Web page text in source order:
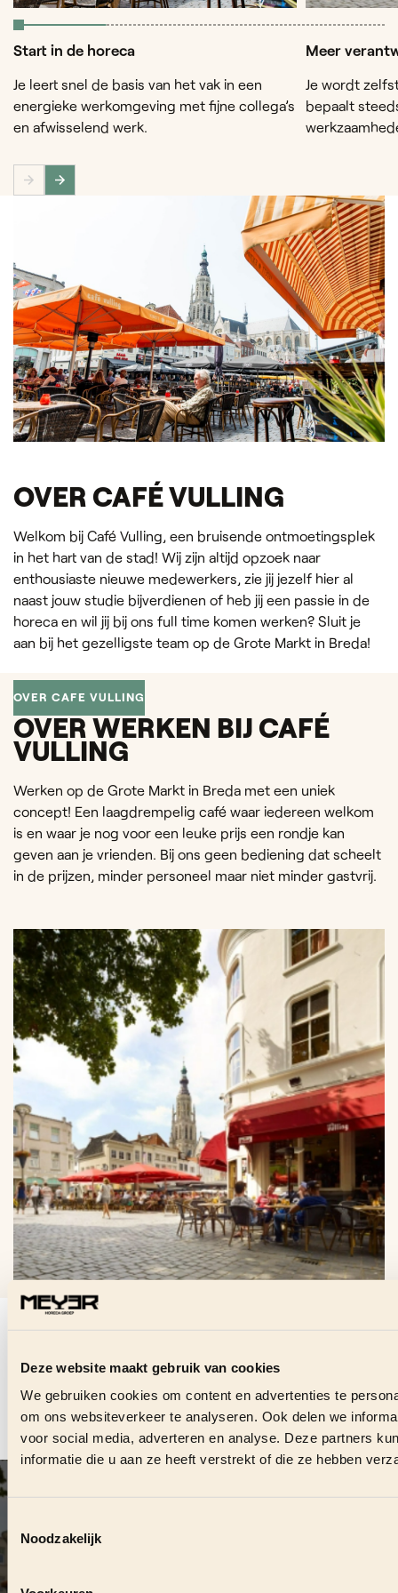
Deze website maakt gebruik van cookies
We gebruiken cookies om content en advertenties te
om ons websiteverkeer te analyseren. Ook delen we
voor social media, adverteren en analyse. Deze partners
informatie die u aan ze heeft verstrekt of die ze hebben
Noodzakelijk
Start in de horeca
Je leert snel de basis van het vak in een
energieke werkomgeving met fijne collega’s
en afwisselend werk.
Meer
Je wordt
bepaalt
OVER CAFÉ VULLING
Welkom bij Café Vulling, een bruisende ontmoetingsplek
in het hart van de stad! Wij zijn altijd opzoek naar
enthousiaste nieuwe medewerkers, zie jij jezelf hier al
naast jouw studie bijverdienen of heb jij een passie in de
horeca en wil jij bij ons full time komen werken? Sluit je
aan bij het gezelligste team op de Grote Markt in Breda!
OVER CAFE VULLING
OVER WERKEN BIJ CAFÉ
VULLING
Werken op de Grote Markt in Breda met een uniek
concept! Een laagdrempelig café waar iedereen welkom
is en waar je nog voor een leuke prijs een rondje kan
geven aan je vrienden. Bij ons geen bediening dat scheelt
in de prijzen, minder personeel maar niet minder gastvrij.
VRAGEN OVER DEZE
VACATURE?
Stuur ons direct een bericht en we helpen je graag.
CONTACT OPNEMEN
VOLG ONS OOK ONLINE#MEYERHORECAGROEP